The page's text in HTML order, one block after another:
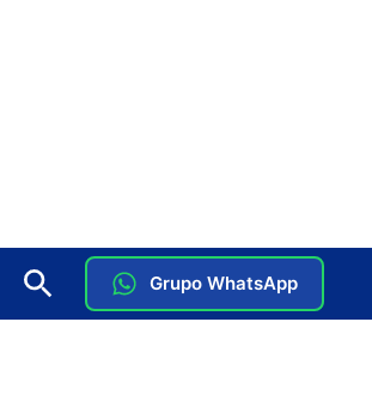
Grupo WhatsApp